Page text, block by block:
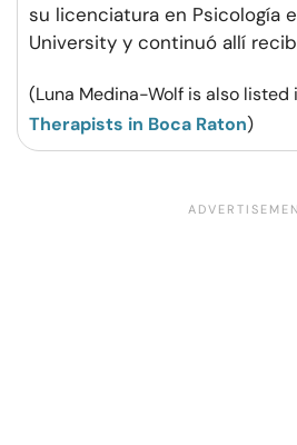
su licenciatura en Psicología
University y continuó allí
(Luna Medina-Wolf is also listed
Therapists in Boca Raton)